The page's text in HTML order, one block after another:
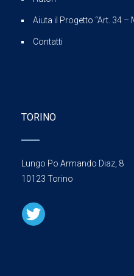
Aiuta il Progetto “Art. 34 –
Contatti
TORINO
Lungo Po Armando Diaz, 8
10123 Torino